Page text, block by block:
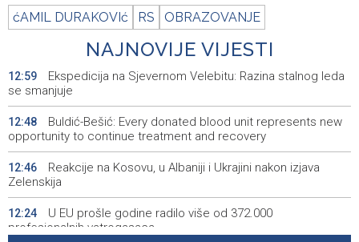
ćAMIL DURAKOVIć RS OBRAZOVANJE
NAJNOVIJE VIJESTI
12:59
Ekspedicija na Sjevernom Velebitu: Razina stalnog leda
se smanjuje
12:48
Buldić-Bešić: Every donated blood unit represents new
opportunity to continue treatment and recovery
12:46
Reakcije na Kosovu, u Albaniji i Ukrajini nakon izjava
Zelenskija
12:24
U EU prošle godine radilo više od 372.000
profesionalnih vatrogasaca